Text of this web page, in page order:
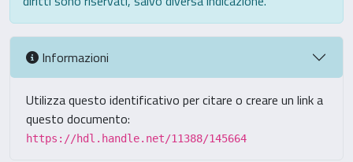
Informazioni
Utilizza questo identificativo per citare o creare un link a
questo documento:
https://hdl.handle.net/11388/145664